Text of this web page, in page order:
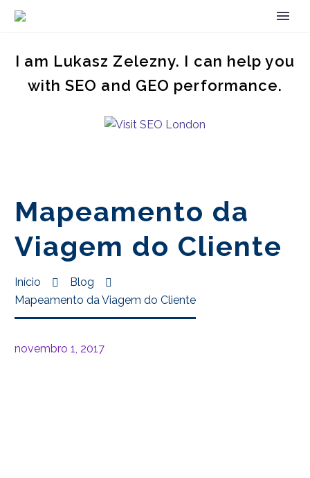
I am Lukasz Zelezny. I can help you
with SEO and GEO performance.
Mapeamento da
Viagem do Cliente
Início
Blog
Mapeamento da Viagem do Cliente
novembro 1, 2017